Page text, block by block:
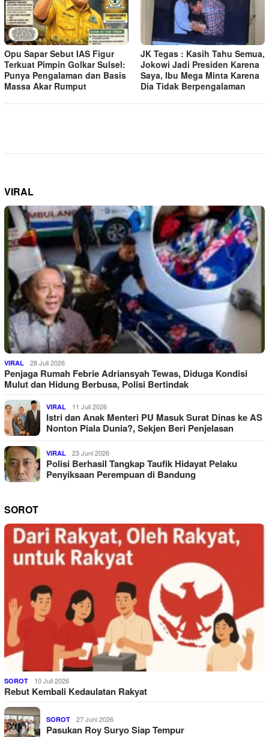
Opu Sapar Sebut IAS Figur
Terkuat Pimpin Golkar Sulsel:
Punya Pengalaman dan Basis
Massa Akar Rumput
JK Tegas : Kasih Tahu Semua,
Jokowi Jadi Presiden Karena
Saya, Ibu Mega Minta Karena
Dia Tidak Berpengalaman
VIRAL
VIRAL 28 Juli 2026
Penjaga Rumah Febrie Adriansyah Tewas, Diduga Kondisi
Mulut dan Hidung Berbusa, Polisi Bertindak
VIRAL 11 Juli 2026
Istri dan Anak Menteri PU Masuk Surat Dinas ke AS
Nonton Piala Dunia?, Sekjen Beri Penjelasan
VIRAL 23 Juni 2026
Polisi Berhasil Tangkap Taufik Hidayat Pelaku
Penyiksaan Perempuan di Bandung
SOROT
SOROT 10 Juli 2026
Rebut Kembali Kedaulatan Rakyat
SOROT 27 Juni 2026
Pasukan Roy Suryo Siap Tempur